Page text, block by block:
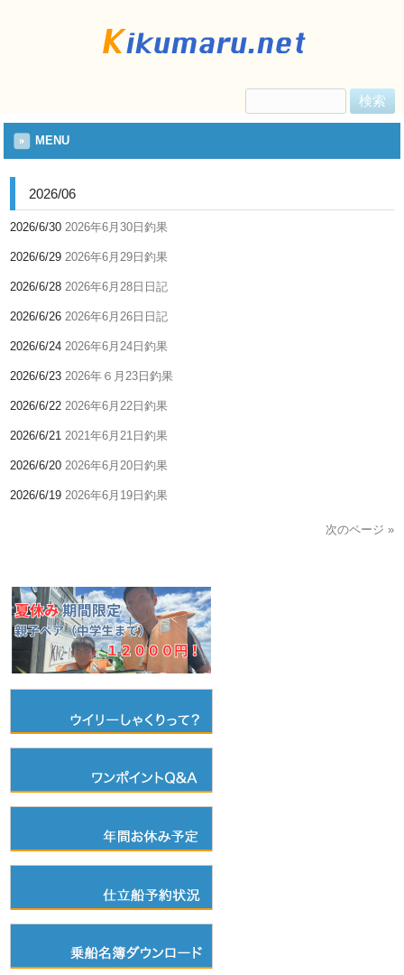
索:
MENU
2026/06
2026/6/30 2026年6月30日釣果
2026/6/29 2026年6月29日釣果
2026/6/28 2026年6月28日日記
2026/6/26 2026年6月26日日記
2026/6/24 2026年6月24日釣果
2026/6/23 2026年６月23日釣果
2026/6/22 2026年6月22日釣果
2026/6/21 2021年6月21日釣果
2026/6/20 2026年6月20日釣果
2026/6/19 2026年6月19日釣果
次のページ »